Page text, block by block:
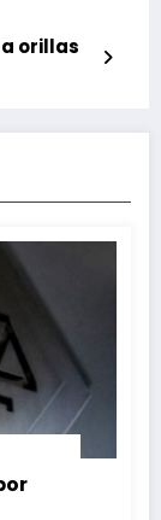
orillas